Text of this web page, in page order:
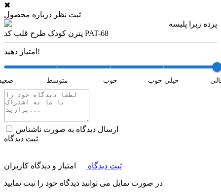
✖
ثبت نظر درباره محصول
پرده زبرا پلیسه
پترن کودک طرح قلب کد PAT-68
امتیاز دهید!
متوسط خوب خیلی خوب
ارسال دیدگاه به صورت ناشناس
ثبت دیدگاه
ثبت دیدگاه امتیاز و دیدگاه کاربران
در صورت تمایل می توانید دیدگاه خود را ثبت نمایید